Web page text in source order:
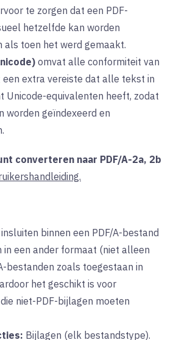
te zorgen dat een PDF-
hetzelfde kan worden
als toen het werd gemaakt.
omvat alle conformiteit van
een extra vereiste dat alle tekst in
Unicode-equivalenten heeft, zodat
worden geïndexeerd en
converteren naar PDF/A-2a, 2b
binnen een PDF/A-bestand
in een ander formaat (niet alleen
bestanden zoals toegestaan in
het geschikt is voor
niet-PDF-bijlagen moeten
Bijlagen (elk bestandstype).